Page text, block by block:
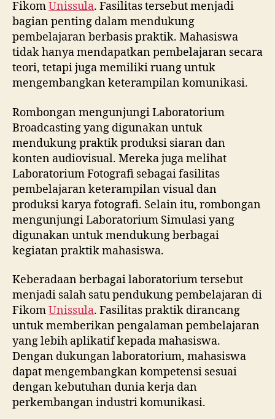
FikomUnissula. Fasilitas tersebut menjadi
bagian penting dalam mendukung
pembelajaran berbasis praktik. Mahasiswa
tidak hanya mendapatkan pembelajaran secara
teori, tetapi juga memiliki ruang untuk
mengembangkan keterampilan komunikasi.
Rombongan mengunjungi Laboratorium
Broadcasting yang digunakan untuk
mendukung praktik produksi siaran dan
konten audiovisual. Mereka juga melihat
Laboratorium Fotografi sebagai fasilitas
pembelajaran keterampilan visual dan
produksi karya fotografi. Selain itu, rombongan
mengunjungi Laboratorium Simulasi yang
digunakan untuk mendukung berbagai
kegiatan praktik mahasiswa.
Keberadaan berbagai laboratorium tersebut
menjadi salah satu pendukung pembelajaran di
FikomUnissula. Fasilitas praktik dirancang
untuk memberikan pengalaman pembelajaran
yang lebih aplikatif kepada mahasiswa.
Dengan dukungan laboratorium, mahasiswa
dapat mengembangkan kompetensi sesuai
dengan kebutuhan dunia kerja dan
perkembangan industri komunikasi.